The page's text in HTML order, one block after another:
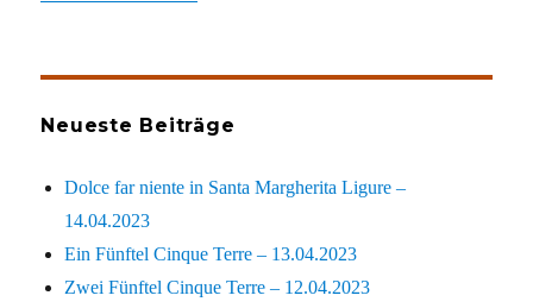
Neueste Beiträge
Dolce far niente in Santa Margherita Ligure –
14.04.2023
Ein Fünftel Cinque Terre – 13.04.2023
Zwei Fünftel Cinque Terre – 12.04.2023